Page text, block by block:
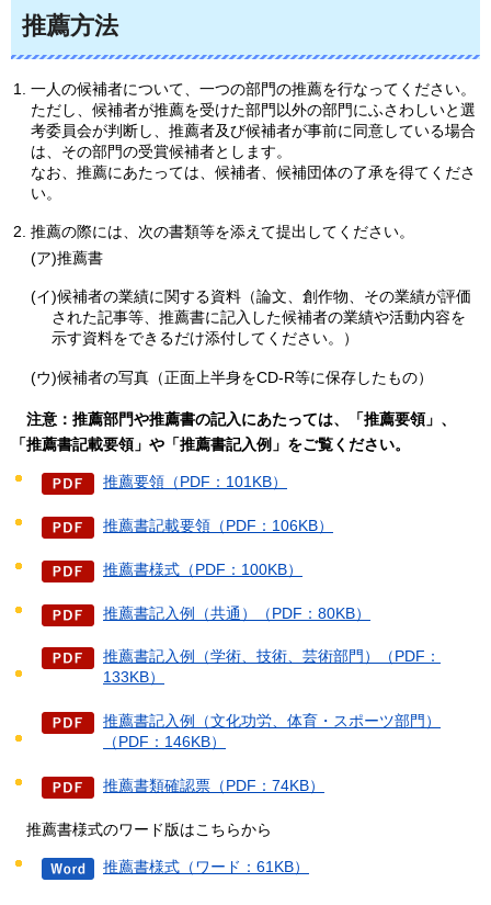
推薦方法
一人の候補者について、一つの部門の推薦を行なってください。
ただし、候補者が推薦を受けた部門以外の部門にふさわしいと選
考委員会が判断し、推薦者及び候補者が事前に同意している場合
は、その部門の受賞候補者とします。
なお、推薦にあたっては、候補者、候補団体の了承を得てくださ
い。
推薦の際には、次の書類等を添えて提出してください。
(ア)推薦書
(イ)候補者の業績に関する資料（論文、創作物、その業績が評価
された記事等、推薦書に記入した候補者の業績や活動内容を
示す資料をできるだけ添付してください。）
(ウ)候補者の写真（正面上半身をCD-R等に保存したもの）
注意：推薦部門や推薦書の記入にあたっては、「推薦要領」、
「推薦書記載要領」や「推薦書記入例」をご覧ください。
推薦要領（PDF：101KB）
推薦書記載要領（PDF：106KB）
推薦書様式（PDF：100KB）
推薦書記入例（共通）（PDF：80KB）
推薦書記入例（学術、技術、芸術部門）（PDF：
133KB）
推薦書記入例（文化功労、体育・スポーツ部門）
（PDF：146KB）
推薦書類確認票（PDF：74KB）
推薦書様式のワード版はこちらから
推薦書様式（ワード：61KB）